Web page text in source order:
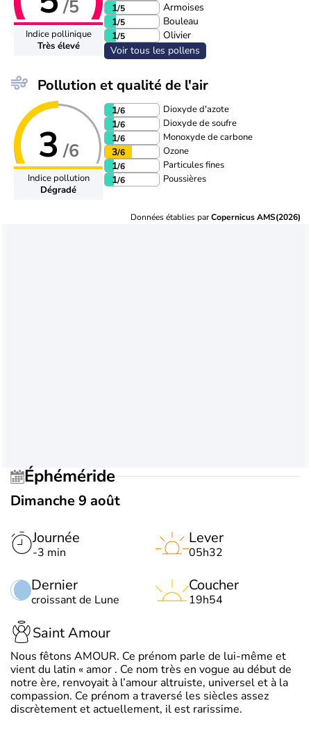
/5
Indice pollinique
Très élevé
1/5
Armoises
1/5
Bouleau
1/5
Olivier
Voir tous les pollens
Pollution et qualité de l'air
3 /6
Indice pollution
Dégradé
1/6 Dioxyde d'azote
1/6 Dioxyde de soufre
1/6 Monoxyde de carbone
3/6 Ozone
1/6 Particules fines
1/6 Poussières
Données établies parCopernicus AMS(2026)
Éphéméride
Dimanche 9 août
Journée
-3 min
Dernier
croissant de Lune
Lever
05h32
Coucher
19h54
Saint Amour
Nous fêtons AMOUR. Ce prénom parle de lui-même et
vient du latin « amor . Ce nom très en vogue au début de
notre ère, renvoyait à l’amour altruiste, universel et à la
compassion. Ce prénom a traversé les siècles assez
discrètement et actuellement, il est rarissime.